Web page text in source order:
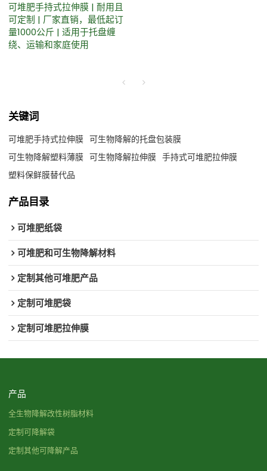
可堆肥手持式拉伸膜 | 耐用且
可定制 | 厂家直销，最低起订
量1000公斤 | 适用于托盘缠
绕、运输和家庭使用
关键词
可堆肥手持式拉伸膜 可生物降解的托盘包装膜
可生物降解塑料薄膜 可生物降解拉伸膜 手持式可堆肥拉伸膜
塑料保鲜膜替代品
产品目录
可堆肥纸袋
可堆肥和可生物降解材料
定制其他可堆肥产品
定制可堆肥袋
定制可堆肥拉伸膜
产品
全生物降解改性树脂材料
定制可降解袋
定制其他可降解产品